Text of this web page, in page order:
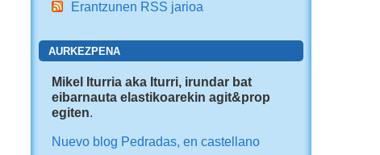
Erantzunen RSS jarioa
AURKEZPENA
Mikel Iturria aka Iturri, irundar bat
eibarnauta elastikoarekin agit&prop
egiten.
Nuevo blog Pedradas, en castellano